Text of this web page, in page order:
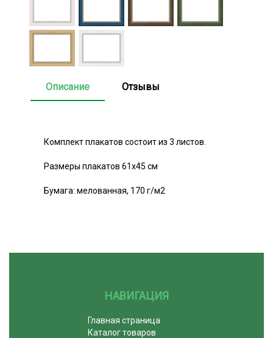
Описание Отзывы
Комплект плакатов состоит из 3 листов.
Размеры плакатов 61х45 см
Бумага: мелованная, 170 г/м2
НАВИГАЦИЯ
Главная страница
Каталог товаров